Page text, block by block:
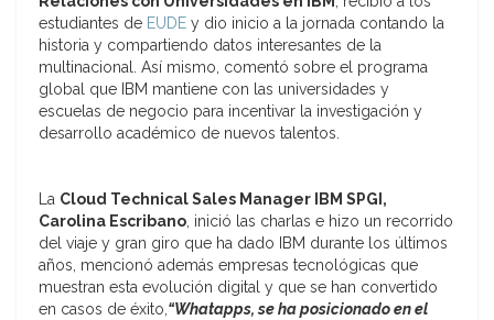
estudiantes de EUDE y dio inicio a la jornada contando la
historia y compartiendo datos interesantes de la
multinacional. Así mismo, comentó sobre el programa
global que IBM mantiene con las universidades y
escuelas de negocio para incentivar la investigación y
desarrollo académico de nuevos talentos.
La Cloud Technical Sales Manager IBM SPGI,
Carolina Escribano, inició las charlas e hizo un recorrido
del viaje y gran giro que ha dado IBM durante los últimos
años, mencionó además empresas tecnológicas que
muestran esta evolución digital y que se han convertido
en casos de éxito,“Whatapps, se ha posicionado en el